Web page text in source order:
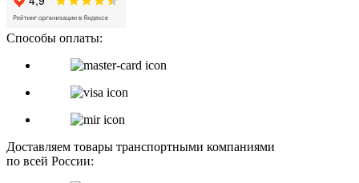
Способы оплаты:
Доставляем товары транспортными компаниями
по всей России: